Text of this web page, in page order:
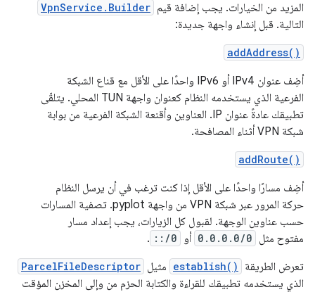
المزيد من الخيارات. يجب إضافة قيم VpnService.Builder
التالية. قبل إنشاء واجهة جديدة:
addAddress()
أضِف عنوان IPv4 أو IPv6 واحدًا على الأقل مع قناع الشبكة
الفرعية الذي يستخدمه النظام كعنوان واجهة TUN المحلي. يتلقّى
تطبيقك عادةً عنوان IP. العناوين وأقنعة الشبكة الفرعية من بوابة
شبكة VPN أثناء المصافحة.
addRoute()
أضِف مسارًا واحدًا على الأقل إذا كنت ترغب في أن يرسل النظام
حركة المرور عبر شبكة VPN من واجهة pyplot. تصفية المسارات
حسب عناوين الوجهة. لقبول كل الزيارات، يجب إعداد مسار
مفتوح مثل 0.0.0.0/0 أو ::/0
.
تعرض الطريقة
establish() مثيل ParcelFileDescriptor
الذي يستخدمه تطبيقك للقراءة والكتابة الحزم من وإلى المخزن المؤقت